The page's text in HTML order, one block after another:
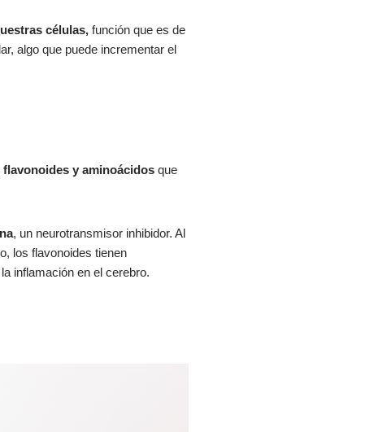
células,función que es de
algo que puede incrementar el
y aminoácidosque
, un neurotransmisor inhibidor. Al
los flavonoides tienen
inflamación en el cerebro.